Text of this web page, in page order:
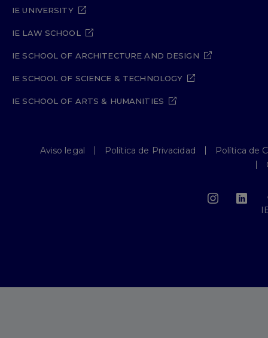
IE UNIVERSITY
IE LAW SCHOOL
IE SCHOOL OF ARCHITECTURE AND DESIGN
IE SCHOOL OF SCIENCE & TECHNOLOGY
IE SCHOOL OF ARTS & HUMANITIES
Aviso legal Política de Privacidad
Política de